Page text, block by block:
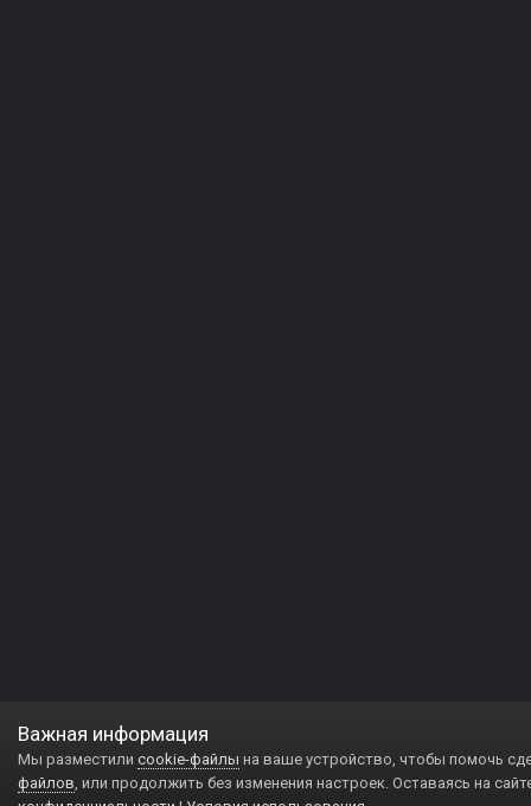
Важная информация
Мы разместили cookie-файлы на ваше устройство, чтобы помочь
файлов, или продолжить без изменения настроек. Оставаясь на